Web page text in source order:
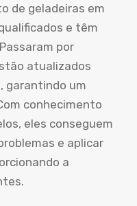
de geladeiras em
e têm
por
atualizados
garantindo um
conhecimento
eles conseguem
e aplicar
a